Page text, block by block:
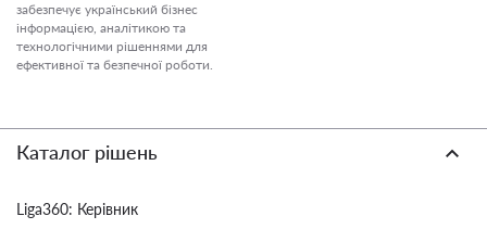
забезпечує український бізнес
інформацією, аналітикою та
технологічними рішеннями для
ефективної та безпечної роботи.
Каталог рішень
Liga360: Керівник